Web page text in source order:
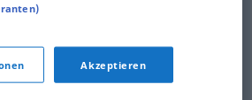
Akzeptieren